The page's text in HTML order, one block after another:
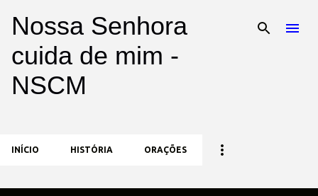
Pular para o conteúdo principal
Nossa Senhora
cuida de mim -
NSCM
INÍCIO HISTÓRIA ORAÇÕES